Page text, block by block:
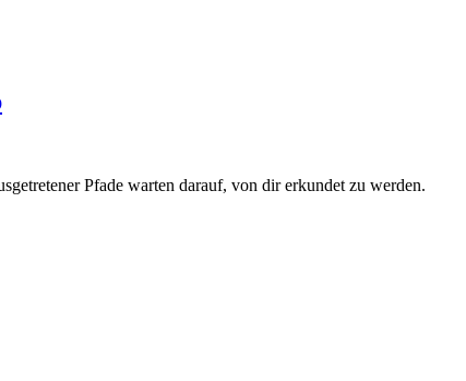
Pfade warten darauf, von dir erkundet zu werden.